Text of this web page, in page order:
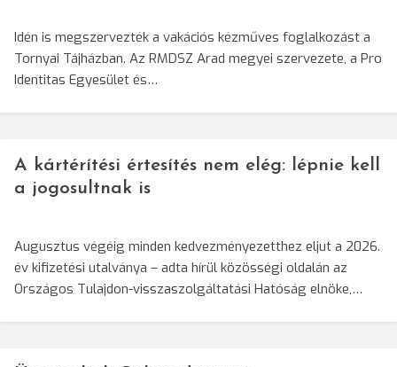
Idén is megszervezték a vakációs kézműves foglalkozást a
Tornyai Tájházban. Az RMDSZ Arad megyei szervezete, a Pro
Identitas Egyesület és…
A kártérítési értesítés nem elég: lépnie kell
a jogosultnak is
Augusztus végéig minden kedvezményezetthez eljut a 2026.
év kifizetési utalványa – adta hírül közösségi oldalán az
Országos Tulajdon-visszaszolgáltatási Hatóság elnöke,…